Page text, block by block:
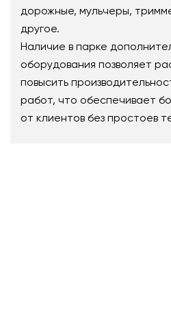
дорожные, мульчеры,
другое.
Наличие в парке
оборудования позволяет
повысить
работ, что обеспечивает
от клиентов без простоев